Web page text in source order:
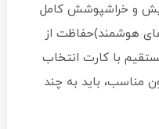
و خراشپوشش کامل
هوشمند)حفاظت از
با کارت انتخاب
باید به چند